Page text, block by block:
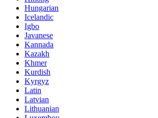
Hungarian
Icelandic
Igbo
Javanese
Kannada
Kazakh
Khmer
Kurdish
Kyrgyz
Latin
Latvian
Lithuanian